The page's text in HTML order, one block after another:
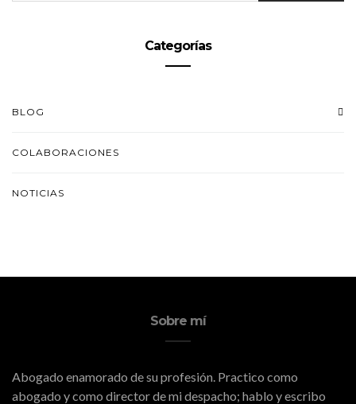
Categorías
BLOG
COLABORACIONES
NOTICIAS
Sobre mí
Abogado enamorado de su profesión. Practico como
abogado y como director de mi despacho; hablo y escribo